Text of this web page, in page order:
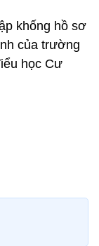
khống hồ sơ
của trường
học Cư